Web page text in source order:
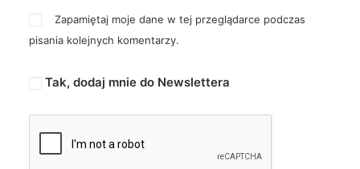
Zapamiętaj moje dane w tej przeglądarce podczas
pisania kolejnych komentarzy.
Tak, dodaj mnie do Newslettera